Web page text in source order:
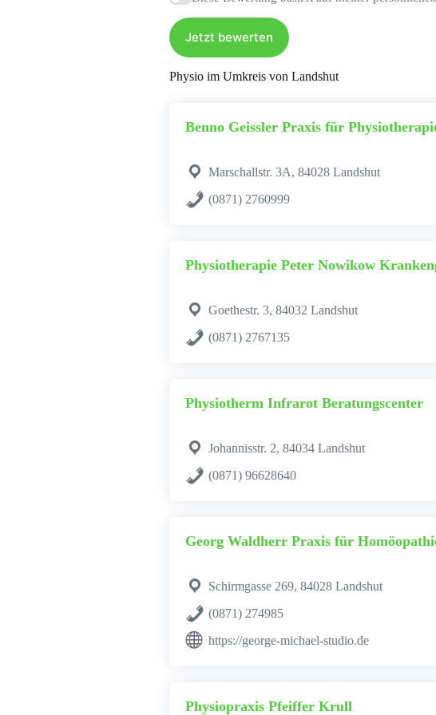
Jetzt bewerten
Physio im Umkreis von Landshut
Benno Geissler Praxis für
Marschallstr. 3A, 84028 Landshut
(0871) 2760999
Physiotherapie Peter Nowikow
Goethestr. 3, 84032 Landshut
(0871) 2767135
Physiotherm Infrarot Beratungscenter
Johannisstr. 2, 84034 Landshut
(0871) 96628640
Georg Waldherr Praxis für
Schirmgasse 269, 84028 Landshut
(0871) 274985
https://george-michael-studio.de
Physiopraxis Pfeiffer Krull